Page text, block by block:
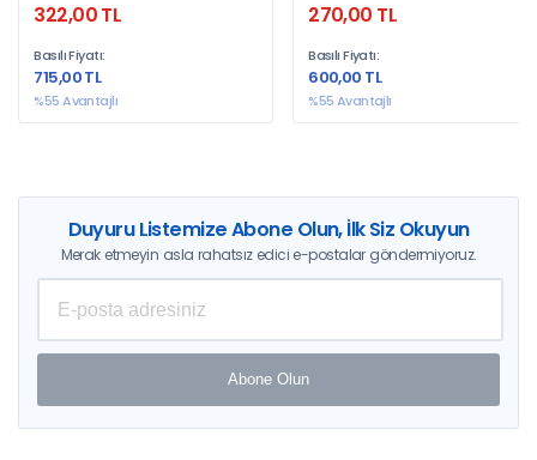
Karataş Coşkun, Şükran Tok,
322,00 TL
Basılı Fiyatı:
715,00 TL
%55 Avantajlı
270,00 TL
Basılı Fiyatı:
600,00 TL
%55 Avantajlı
Duyuru Listemize Abone Olun, İlk Siz Okuyun
Merak etmeyin asla rahatsız edici e-postalar göndermiyoruz.
Abone Olun